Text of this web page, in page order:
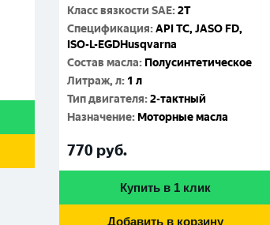
Спецификация :API TC; JASO FD
Состав масла:Полусинтетическое
Литраж, л:1 л
Тип двигателя :2-тактный
Назначение Моторные масла
1 010руб.
Купить в 1 клик
Добавить в корзину